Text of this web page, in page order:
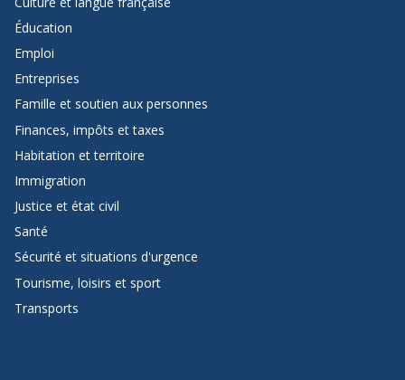
page
de
Québec.ca
Éducation
Emploi
Entreprises
Famille et soutien aux personnes
Finances, impôts et taxes
Habitation et territoire
Immigration
Justice et état civil
Santé
Sécurité et situations d'urgence
Tourisme, loisirs et sport
Transports